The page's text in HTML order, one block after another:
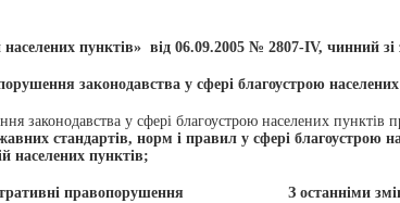
населених пунктів» від 06.09.2005 № 2807-IV, чинний зі
законодавства у сфері благоустрою населених
законодавства у сфері благоустрою населених пунктів
стандартів, норм і правил у сфері благоустрою
населених пунктів;
правопорушення З останніми